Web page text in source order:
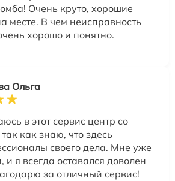
Очень круто, хорошие
месте. В чем неисправность
хорошо и понятно.
Ольга
в этот сервис центр со
как знаю, что здесь
своего дела. Мне уже
и я всегда оставался доволен
за отличный сервис!